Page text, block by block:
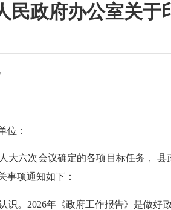
民政府办公室关于
位：
六次会议确定的各项目标任务， 县
事项通知如下：
。2026年《政府工作报告》是做好